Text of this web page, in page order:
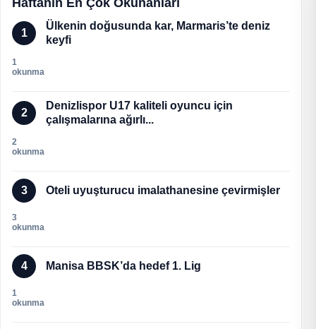
1
Ülkenin doğusunda kar, Marmaris’te deniz
keyfi
1
okunma
2
Denizlispor U17 kaliteli oyuncu için
çalışmalarına ağırlı...
2
okunma
3 Oteli uyuşturucu imalathanesine çevirmişler
3
okunma
4 Manisa BBSK’da hedef 1. Lig
1
okunma